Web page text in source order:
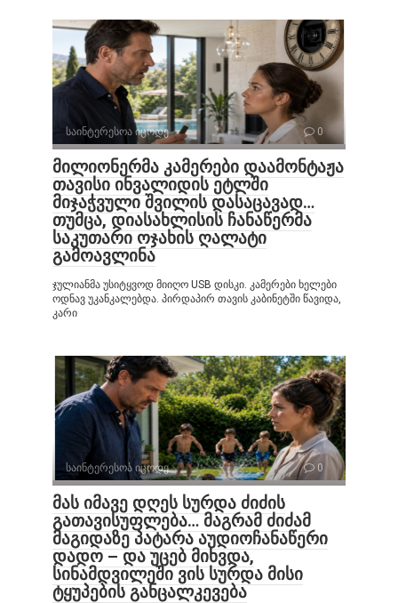
საინტერესოა იცოდე 0
მილიონერმა კამერები დაამონტაჟა
თავისი ინვალიდის ეტლში
მიჯაჭვული შვილის დასაცავად…
თუმცა, დიასახლისის ჩანაწერმა
საკუთარი ოჯახის ღალატი
გამოავლინა
ჯულიანმა უსიტყვოდ მიიღო USB დისკი. კამერები ხელები
ოდნავ უკანკალებდა. პირდაპირ თავის კაბინეტში წავიდა,
კარი
საინტერესოა იცოდე 0
მას იმავე დღეს სურდა ძიძის
გათავისუფლება… მაგრამ ძიძამ
მაგიდაზე პატარა აუდიოჩანაწერი
დადო – და უცებ მიხვდა,
სინამდვილეში ვის სურდა მისი
ტყუპების განცალკევება